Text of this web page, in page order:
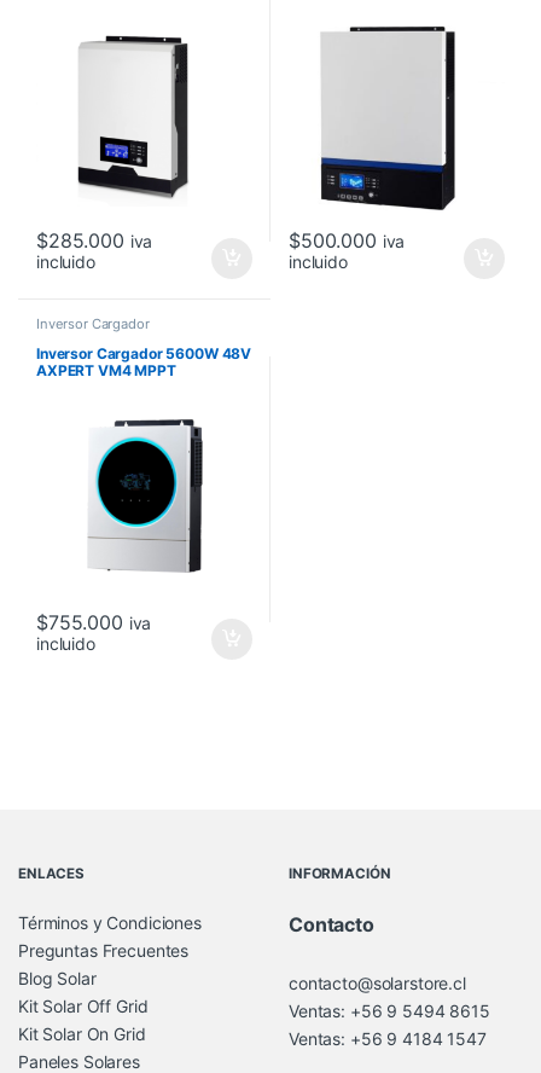
$285.000 iva
incluido
$500.000 iva
incluido
Inversor Cargador
Inversor Cargador 5600W 48V
AXPERT VM4 MPPT
$755.000 iva
incluido
ENLACES
Términos y Condiciones
Preguntas Frecuentes
Blog Solar
Kit Solar Off Grid
Kit Solar On Grid
Paneles Solares
INFORMACIÓN
Contacto
contacto@solarstore.cl
Ventas: +56 9 5494 8615
Ventas: +56 9 4184 1547